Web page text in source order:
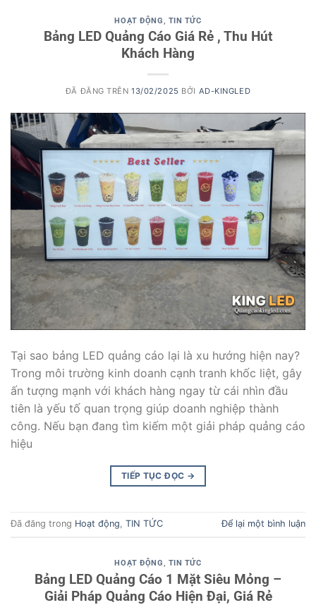
HOẠT ĐỘNG TIN TỨC
Bảng LED Quảng Cáo Giá Rẻ , Thu Hút
Khách Hàng
ĐÃ ĐĂNG TRÊN13/02/2025 BỞI AD-KINGLED
Tại sao bảng LED quảng cáo lại là xu hướng hiện nay?
Trong môi trường kinh doanh cạnh tranh khốc liệt, gây
ấn tượng mạnh với khách hàng ngay từ cái nhìn đầu
tiên là yếu tố quan trọng giúp doanh nghiệp thành
công. Nếu bạn đang tìm kiếm một giải pháp quảng cáo
hiệu
TIẾP TỤC ĐỌC →
Đã đăng trong Hoạt động, TIN TỨC Để lại một bình luận
HOẠT ĐỘNG, TIN TỨC
Bảng LED Quảng Cáo 1 Mặt Siêu Mỏng –
Giải Pháp Quảng Cáo Hiện Đại, Giá Rẻ